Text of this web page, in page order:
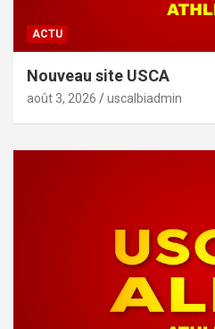
ACTU
Nouveau site USCA
août 3, 2026 uscalbiadmin